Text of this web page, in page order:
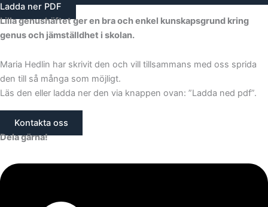
Ladda ner PDF
Lilla genushäftet ger en bra och enkel kunskapsgrund kring
genus och jämställdhet i skolan.
Maria Hedlin har skrivit den och vill tillsammans med oss sprida
den till så många som möjligt.
Läs den eller ladda ner den via knappen ovan: ”Ladda ned pdf”.
Kontakta oss
Dela gärna!